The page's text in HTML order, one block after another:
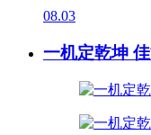
08.03
一机定乾坤